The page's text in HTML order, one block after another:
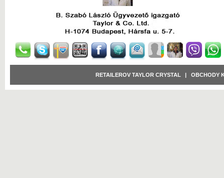
RETAILEROV TAYLOR CRYSTAL OBCHODY